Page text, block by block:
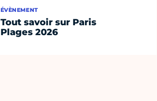
ÉVÈNEMENT
Tout savoir sur Paris
Plages 2026